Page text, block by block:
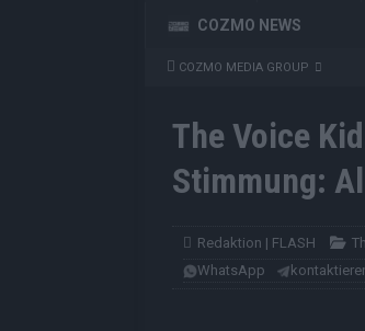
COZMO NEWS
COZMO MEDIA GROUP
The Voice
Stimmung:
Redaktion | FLASH
WhatsApp